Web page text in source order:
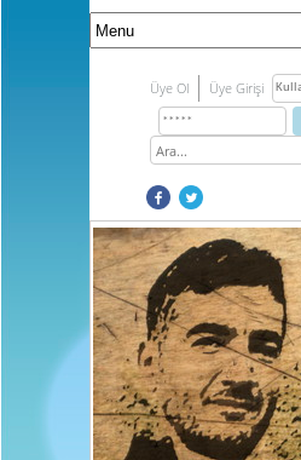
Üye Ol Üye Girişi